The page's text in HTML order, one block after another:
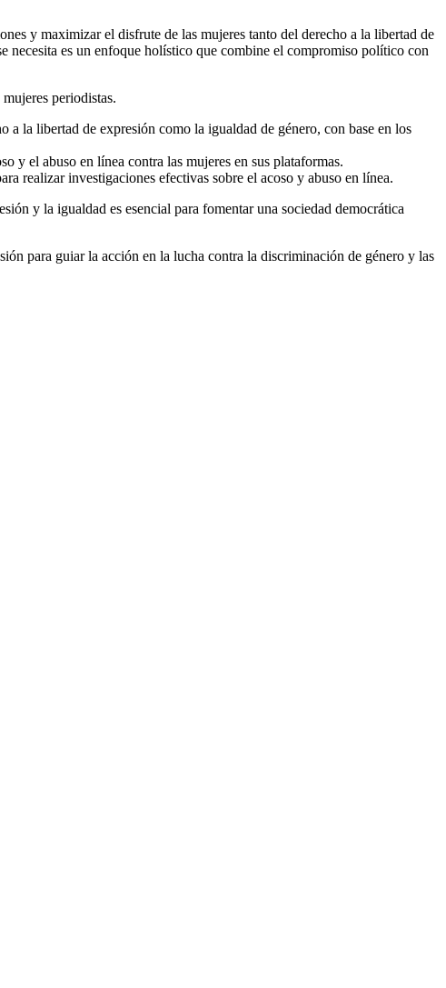
y maximizar el disfrute de las mujeres tanto del derecho a la libertad de
necesita es un enfoque holístico que combine el compromiso político con
periodistas.
la libertad de expresión como la igualdad de género, con base en los
y el abuso en línea contra las mujeres en sus plataformas.
realizar investigaciones efectivas sobre el acoso y abuso en línea.
y la igualdad es esencial para fomentar una sociedad democrática
para guiar la acción en la lucha contra la discriminación de género y las